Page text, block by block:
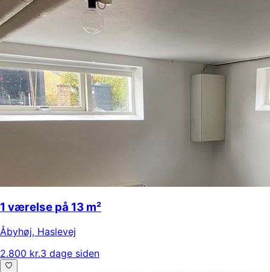
1 værelse på 13 m²
Åbyhøj, Haslevej
2.800 kr.3 dage siden